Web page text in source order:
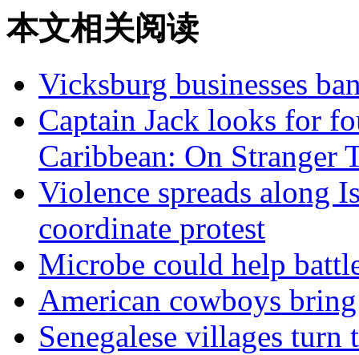
本文相关阅读
Vicksburg businesses
Captain Jack looks for
Caribbean: On Stranger
Violence spreads along
coordinate protest
Microbe could help
American cowboys
Senegalese villages turn